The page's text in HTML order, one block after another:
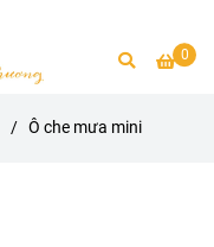
0
/ Ô che mưa mini